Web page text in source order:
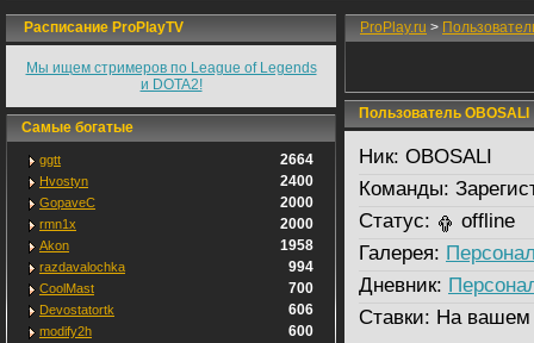
Расписание ProPlayTV
Мы ищем стримеров по League of Legends
и DOTA2!
Самые богатые
ggtt 2664
Hvostyn 2400
GopaveC 2000
rmn1x 2000
Akon 1958
razdavalochka 994
CoolMast 700
Devostatortk 606
modify2h 600
ProPlay.ru >
Пользователь OBOSALI
Ник: OBOSALI
Команды:
Статус:
offline
Галерея:
Дневник:
Ставки: На вашем